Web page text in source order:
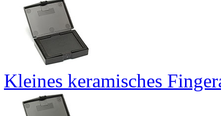
Kleines keramisches